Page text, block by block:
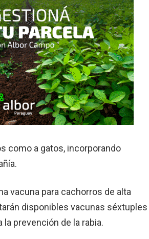
como a gatos, incorporando
vacuna para cachorros de alta
disponibles vacunas séxtuples
prevención de la rabia.